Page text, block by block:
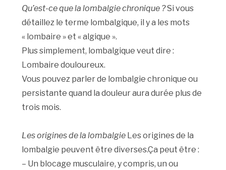
Qu’est-ce que la lombalgie chronique ?Si vous
détaillez le terme lombalgique, il y a les mots
« lombaire » et « algique ».
Plus simplement, lombalgique veut dire :
Lombaire douloureux.
Vous pouvez parler de lombalgie chronique ou
persistante quand la douleur aura durée plus de
trois mois.
Les origines de la lombalgie Les origines de la
lombalgie peuvent être diverses.Ça peut être :
– Un blocage musculaire, y compris, un ou